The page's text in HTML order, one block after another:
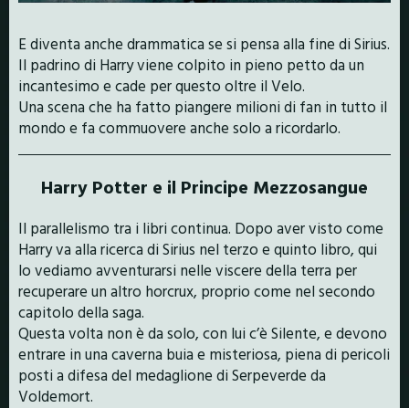
E diventa anche drammatica se si pensa alla fine di Sirius.
Il padrino di Harry viene colpito in pieno petto da un
incantesimo e cade per questo oltre il Velo.
Una scena che ha fatto piangere milioni di fan in tutto il
mondo e fa commuovere anche solo a ricordarlo.
Harry Potter e il Principe Mezzosangue
Il parallelismo tra i libri continua. Dopo aver visto come
Harry va alla ricerca di Sirius nel terzo e quinto libro, qui
lo vediamo avventurarsi nelle viscere della terra per
recuperare un altro horcrux, proprio come nel secondo
capitolo della saga.
Questa volta non è da solo, con lui c’è Silente, e devono
entrare in una caverna buia e misteriosa, piena di pericoli
posti a difesa del medaglione di Serpeverde da
Voldemort.